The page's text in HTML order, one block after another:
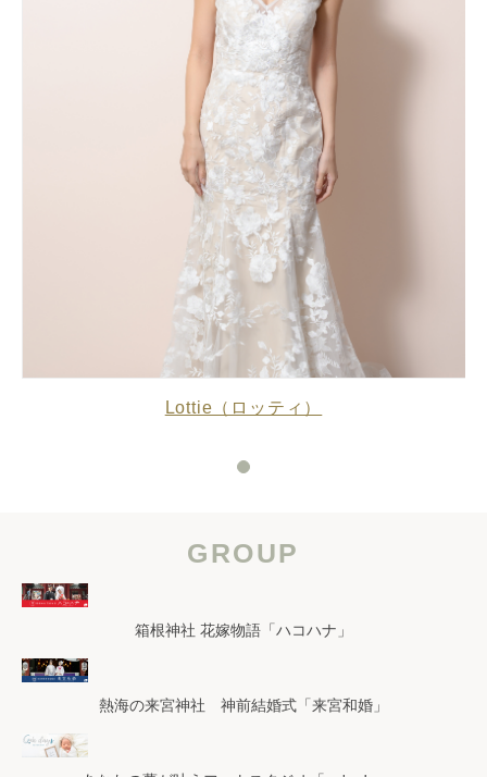
Lottie（ロッティ）
GROUP
箱根神社 花嫁物語「ハコハナ」
熱海の来宮神社 神前結婚式「来宮和婚」